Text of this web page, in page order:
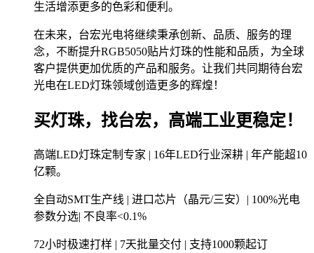
生活增添更多的色彩和便利。
在未来，台宏光电将继续秉承创新、品质、服务的理
念，不断提升RGB5050贴片灯珠的性能和品质，为全球
客户提供更加优质的产品和服务。让我们共同期待台宏
光电在LED灯珠领域创造更多的辉煌！
买灯珠，找台宏，高端工业更稳定！
高端LED灯珠定制专家 | 16年LED行业深耕 | 年产能超10
亿颗。
全自动SMT生产线 | 进口芯片（晶元/三安）| 100%光电
参数分选| 不良率<0.1%
72小时极速打样 | 7天批量交付 | 支持1000颗起订